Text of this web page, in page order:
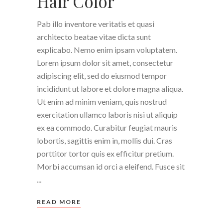
Pab illo inventore veritatis et quasi
architecto beatae vitae dicta sunt
explicabo. Nemo enim ipsam voluptatem.
Lorem ipsum dolor sit amet, consectetur
adipiscing elit, sed do eiusmod tempor
incididunt ut labore et dolore magna aliqua.
Ut enim ad minim veniam, quis nostrud
exercitation ullamco laboris nisi ut aliquip
ex ea commodo. Curabitur feugiat mauris
lobortis, sagittis enim in, mollis dui. Cras
porttitor tortor quis ex efficitur pretium.
Morbi accumsan id orci a eleifend. Fusce sit
READ MORE